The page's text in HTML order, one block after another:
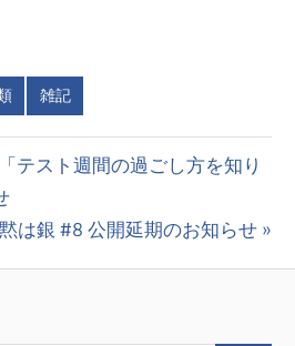
雑記
テスト週間の過ごし方を知り
は銀 #8 公開延期のお知らせ